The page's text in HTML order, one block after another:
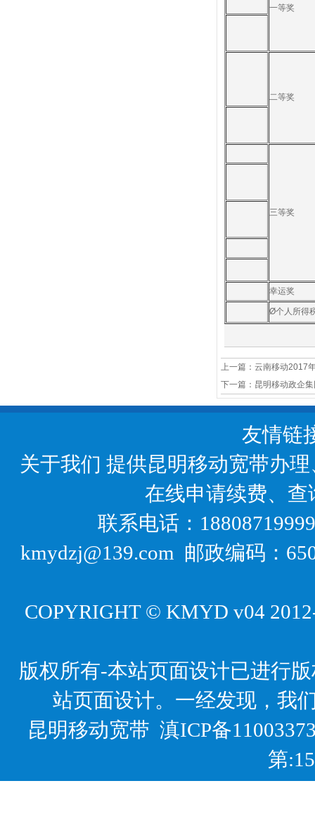
一等奖
二等奖
三等奖
幸运奖
Ø个人所得
上一篇： 云南移动2017
下一篇： 昆明移动政企
友情链
关于我们 提供昆明移动宽带办
在线申请续费、
联系电话：
kmydzj@139.com 邮政编码：
COPYRIGHT © KMYD v04
版权所有-本站页面设计已进行
站页面设计。一经发现，我
昆明移动宽带 滇ICP备
第